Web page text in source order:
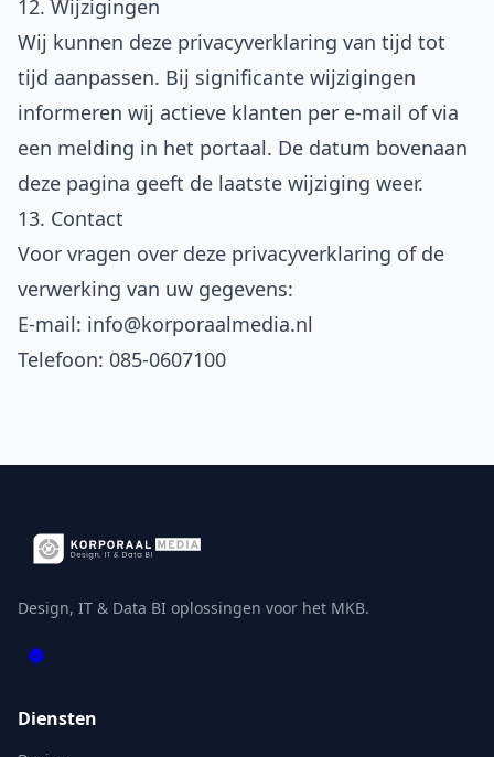
12. Wijzigingen
Wij kunnen deze privacyverklaring van tijd tot
tijd aanpassen. Bij significante wijzigingen
informeren wij actieve klanten per e-mail of via
een melding in het portaal. De datum bovenaan
deze pagina geeft de laatste wijziging weer.
13. Contact
Voor vragen over deze privacyverklaring of de
verwerking van uw gegevens:
E-mail: info@korporaalmedia.nl
Telefoon: 085-0607100
Design, IT & Data BI oplossingen voor het MKB.
Diensten